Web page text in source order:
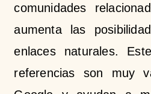
comunidades
aumenta las
enlaces naturales.
referencias son muy